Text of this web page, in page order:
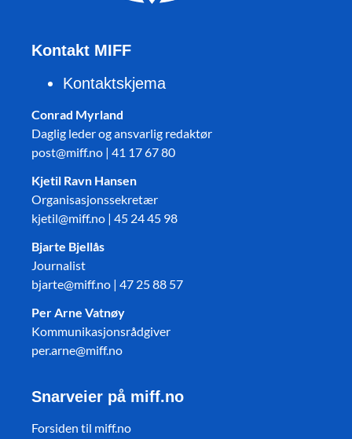
Kontakt MIFF
Kontaktskjema
Conrad Myrland
Daglig leder og ansvarlig redaktør
post@miff.no | 41 17 67 80
Kjetil Ravn Hansen
Organisasjonssekretær
kjetil@miff.no | 45 24 45 98
Bjarte Bjellås
Journalist
bjarte@miff.no | 47 25 88 57
Per Arne Vatnøy
Kommunikasjonsrådgiver
per.arne@miff.no
Snarveier på miff.no
Forsiden til miff.no